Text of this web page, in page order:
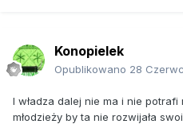
Konopielek
Opublikowano 28
I władza dalej nie ma i nie
młodzieży by ta nie rozwijała